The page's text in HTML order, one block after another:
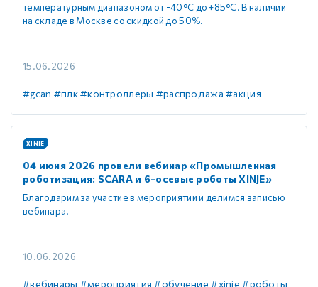
температурным диапазоном от -40°C до +85°C. В наличии
на складе в Москве со скидкой до 50%.
15.06.2026
#gcan #плк#контроллеры #распродажа #акция
XINJE
04 июня 2026 провели вебинар «Промышленная
роботизация: SCARA и 6-осевые роботы XINJE»
Благодарим за участие в мероприятии и делимся записью
вебинара.
10.06.2026
#вебинары #мероприятия #обучение #xinje #роботы